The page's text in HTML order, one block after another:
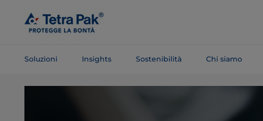
contenuto
principale
Soluzioni Insights Sostenibilità Chi siamo